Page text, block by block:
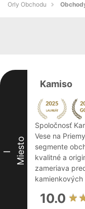
Orly Obchodu
I Miesto
Kamiso
Spoločnosť
Vese na
segmente
kvalitné a
zameriava
10.0